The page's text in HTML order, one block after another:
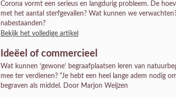
Corona vormt een serieus en langdurig probleem. De
met het aantal sterfgevallen? Wat kunnen we
nabestaanden?
Bekijk het volledige artikel
Ideëel of commercieel
Wat kunnen ‘gewone’ begraafplaatsen leren van
mee ter verdienen? “Je hebt een heel lange adem nodig
begraven als middel. Door Marjon Weijzen